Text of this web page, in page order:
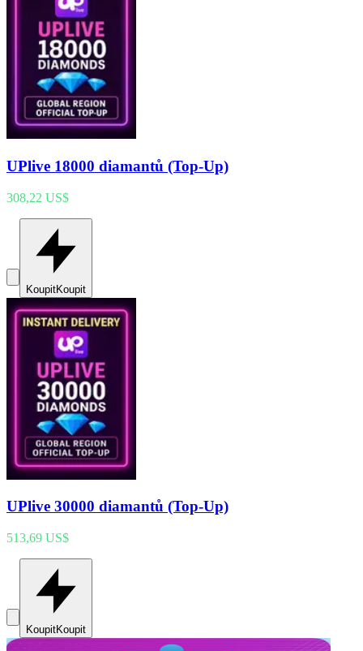
UPlive 18000 diamantů (Top-Up)
308,22 US$
KoupitKoupit
UPlive 30000 diamantů (Top-Up)
513,69 US$
KoupitKoupit